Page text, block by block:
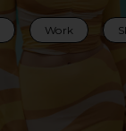
Work